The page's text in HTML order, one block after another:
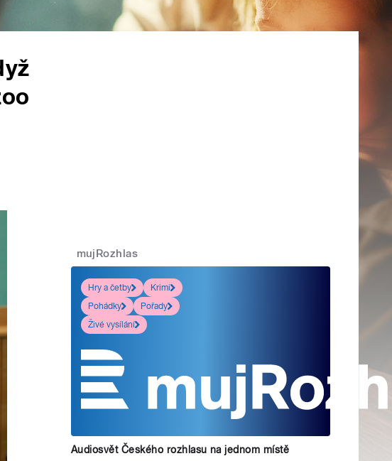
mujRozhlas
Hry a četby
Krimi
Pohádky
Pořady
Živé vysílání
Audiosvět Českého rozhlasu na jednom místě